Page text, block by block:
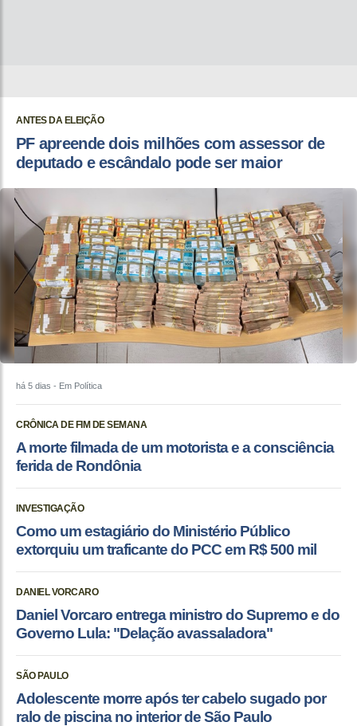
ANTES DA ELEIÇÃO
PF apreende dois milhões com assessor de
deputado e escândalo pode ser maior
há 5 dias - Em Política
CRÔNICA DE FIM DE SEMANA
A morte filmada de um motorista e a consciência
ferida de Rondônia
INVESTIGAÇÃO
Como um estagiário do Ministério Público
extorquiu um traficante do PCC em R$ 500 mil
DANIEL VORCARO
Daniel Vorcaro entrega ministro do Supremo e do
Governo Lula: "Delação avassaladora"
SÃO PAULO
Adolescente morre após ter cabelo sugado por
ralo de piscina no interior de São Paulo